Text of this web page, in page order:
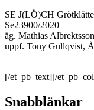
SE J(LÖ)CH
Se23900/2020
äg. Mathias
uppf. Tony Gullqvist,
[/et_pb_text][/
Snabblänkar